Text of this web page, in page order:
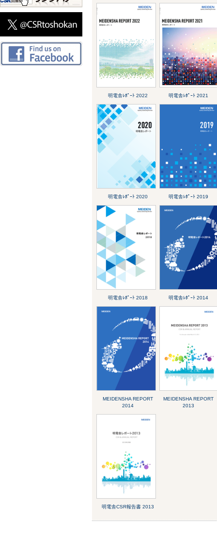
明電舎ﾚﾎﾟｰﾄ 2022 明電舎ﾚﾎﾟｰﾄ 2021
明電舎ﾚﾎﾟｰﾄ 2020 明電舎ﾚﾎﾟｰﾄ 2019
明電舎ﾚﾎﾟｰﾄ 2018 明電舎ﾚﾎﾟｰﾄ 2014
MEIDENSHA REPORT
2014
MEIDENSHA REPORT
2013
明電舎CSR報告書 2013